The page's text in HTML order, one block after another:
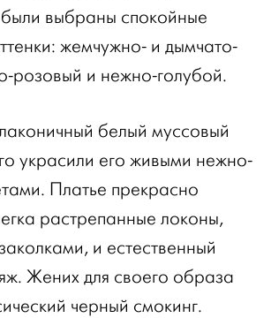
выбраны спокойные
жемчужно- и дымчато-
розовый и нежно-голубой.
белый муссовый
украсили его живыми нежно-
Платье прекрасно
растрепанные локоны,
и естественный
Жених для своего образа
черный смокинг.